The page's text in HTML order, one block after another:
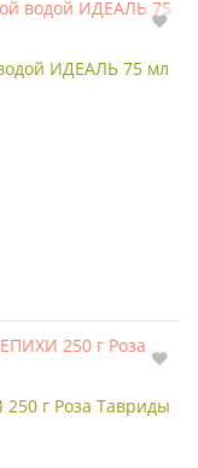
ИДЕАЛЬ 75 мл
г Роза Тавриды